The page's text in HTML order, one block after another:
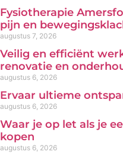
Fysiotherapie
pijn en
augustus 7, 2026
Veilig en efficiënt
renovatie en
augustus 6, 2026
Ervaar ultieme
augustus 6, 2026
Waar je op let als je
kopen
augustus 6, 2026